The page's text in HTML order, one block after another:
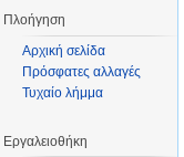
Πλοήγηση
Αρχική σελίδα
Πρόσφατες αλλαγές
Τυχαίο λήμμα
Εργαλειοθήκη